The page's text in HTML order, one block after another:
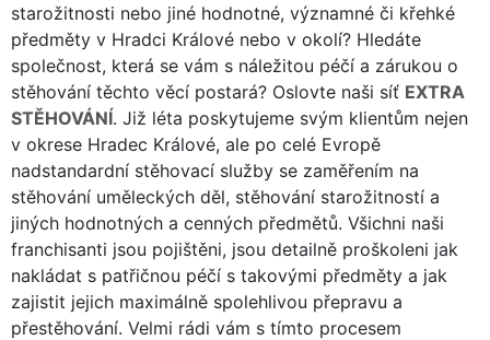
starožitnosti nebo jiné hodnotné, významné či křehké
předměty v Hradci Králové nebo v okolí? Hledáte
společnost, která se vám s náležitou péčí a zárukou o
stěhování těchto věcí postará? Oslovte naši síť EXTRA
STĚHOVÁNÍ. Již léta poskytujeme svým klientům nejen
v okrese Hradec Králové, ale po celé Evropě
nadstandardní stěhovací služby se zaměřením na
stěhování uměleckých děl, stěhování starožitností a
jiných hodnotných a cenných předmětů. Všichni naši
franchisanti jsou pojištěni, jsou detailně proškoleni jak
nakládat s patřičnou péčí s takovými předměty a jak
zajistit jejich maximálně spolehlivou přepravu a
přestěhování. Velmi rádi vám s tímto procesem